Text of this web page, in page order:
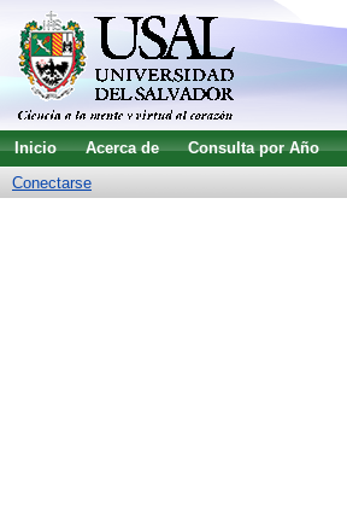
Inicio Acerca de Consulta por Año
Conectarse